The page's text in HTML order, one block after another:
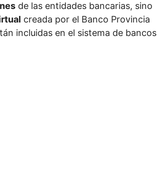
de las entidades bancarias, sino
creada por el Banco Provincia
incluidas en el sistema de bancos